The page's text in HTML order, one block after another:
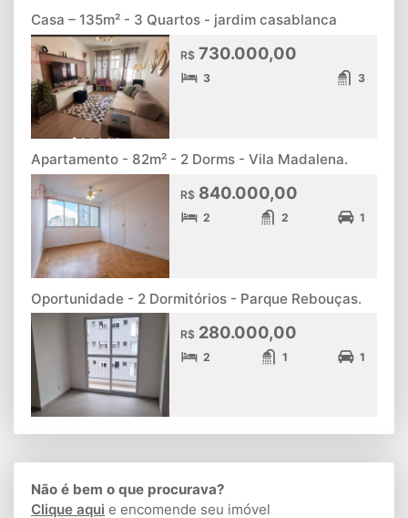
Casa – 135m² - 3 Quartos - jardim casablanca
R$ 730.000,00
3 3
Apartamento - 82m² - 2 Dorms - Vila Madalena.
R$ 840.000,00
2 2 1
Oportunidade - 2 Dormitórios - Parque Rebouças.
R$ 280.000,00
2 1 1
Não é bem o que procurava?
Clique aqui e encomende seu imóvel